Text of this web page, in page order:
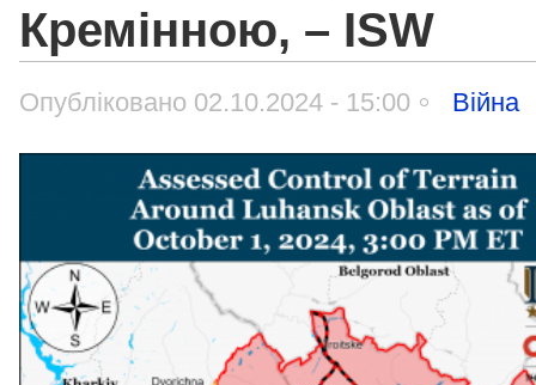
Кремінною, – ISW
Опубліковано 02.10.2024 - 15:00 Війна